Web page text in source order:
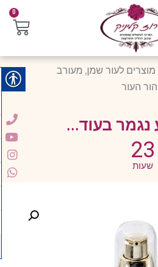
0
מוצרים לעור שמן, מעורב
העור
בעוד...
23
שעות